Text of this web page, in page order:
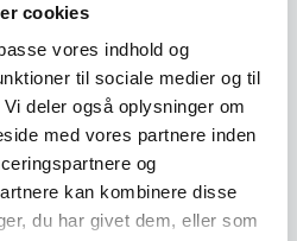
cookies
vores indhold og
til sociale medier og til
deler også oplysninger om
med vores partnere inden
og
kan kombinere disse
du har givet dem, eller som
har ikke nogen
at tilbyde dig dette ud
service. Og al
foregår direkte imellem
tredjepartner, som vi hos
har udvalgt til at tilbyde